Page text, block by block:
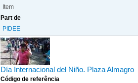
Item
Part de
PIDEE
Día Internacional del Niño. Plaza Almagro
Código de referência